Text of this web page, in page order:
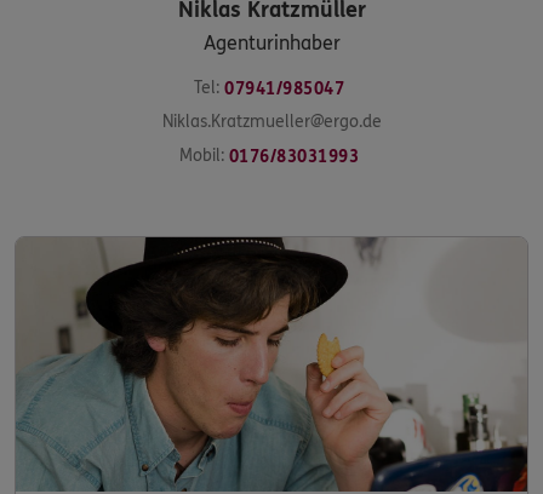
Niklas Kratzmüller
Agenturinhaber
Tel: 07941/985047
Niklas.Kratzmueller@ergo.de
Mobil: 0176/83031993